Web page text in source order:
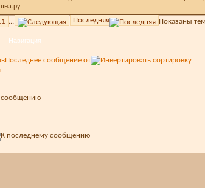
Навигация
... Последняя
Показаны
Последнее сообщение от